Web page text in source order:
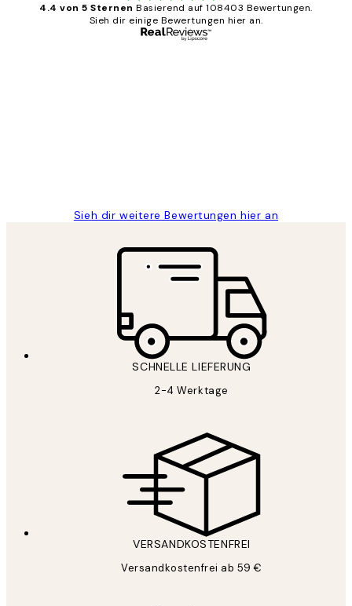
4.4 von 5 Sternen Basierend auf 108403 Bewertungen.
Sieh dir einige Bewertungen hier an.
Sieh dir weitere Bewertungen hier an
SCHNELLE LIEFERUNG
2-4 Werktage
VERSANDKOSTENFREI
Versandkostenfrei ab 59 €